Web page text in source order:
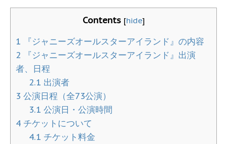
Contents [hide]
1 『ジャニーズオールスターアイランド』の内容
2 『ジャニーズオールスターアイランド』出演
者、日程
2.1 出演者
3 公演日程（全73公演）
3.1 公演日・公演時間
4 チケットについて
4.1 チケット料金